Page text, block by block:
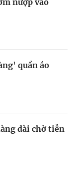
quần áo
dài chờ tiễn